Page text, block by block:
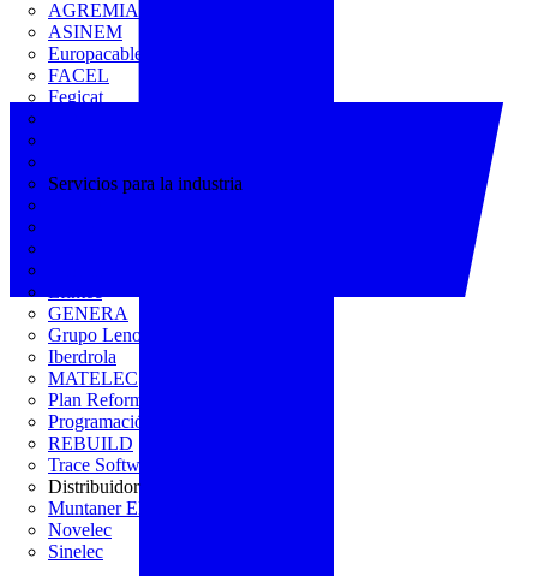
AGREMIA
ASINEM
Europacable
FACEL
Fegicat
Servicios para la industria
GENERA
Grupo Lenor
Iberdrola
MATELEC
Plan Reforma
Programación Integral
REBUILD
Trace Software
Distribuidor
Muntaner Electro
Novelec
Sinelec